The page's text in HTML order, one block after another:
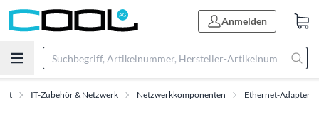
Anmelden
IT-Zubehör & Netzwerk Netzwerkkomponenten Ethernet-Adapter